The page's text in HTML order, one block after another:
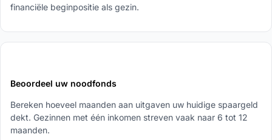
financiële beginpositie als gezin.
Beoordeel uw noodfonds
Bereken hoeveel maanden aan uitgaven uw huidige spaargeld
dekt. Gezinnen met één inkomen streven vaak naar 6 tot 12
maanden.